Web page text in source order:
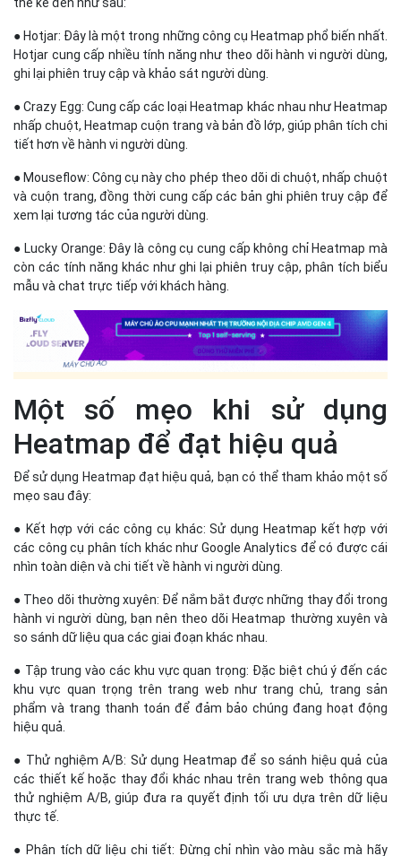
xem lại tương tác của người dùng.
● Lucky Orange: Đây là công cụ cung cấp không chỉ Heatmap mà
còn các tính năng khác như ghi lại phiên truy cập, phân tích biểu
mẫu và chat trực tiếp với khách hàng.
Một số mẹo khi sử dụng
Heatmap để đạt hiệu quả
Để sử dụng Heatmap đạt hiệu quả, bạn có thể tham khảo một số
mẹo sau đây:
● Kết hợp với các công cụ khác: Sử dụng Heatmap kết hợp với
các công cụ phân tích khác như Google Analytics để có được cái
nhìn toàn diện và chi tiết về hành vi người dùng.
● Theo dõi thường xuyên: Để nắm bắt được những thay đổi trong
hành vi người dùng, bạn nên theo dõi Heatmap thường xuyên và
so sánh dữ liệu qua các giai đoạn khác nhau.
khu vực quan trọng trên trang web như trang chủ, trang sản
phẩm và trang thanh toán để đảm bảo chúng đang hoạt động
hiệu quả.
● Thử nghiệm A/B: Sử dụng Heatmap để so sánh hiệu quả của
các thiết kế hoặc thay đổi khác nhau trên trang web thông qua
thử nghiệm A/B, giúp đưa ra quyết định tối ưu dựa trên dữ liệu
thực tế.
● Phân tích dữ liệu chi tiết: Đừng chỉ nhìn vào màu sắc mà hãy
phân tích kỹ các dữ liệu mà Heatmap cung cấp, từ đó đưa ra
những quyết định cải thiện trang web một cách hiệu quả nhất.
Trên đây là toàn bộ thông tin liên quan đến Heatmap chi tiết. Có
thể thấy, Heatmap là một công cụ hữu ích trong việc phân tích
hành vi người dùng và tối ưu hóa trang web. Hãy tận dụng
Heatmap để nâng cao trải nghiệm người dùng và đạt được các
mục tiêu kinh doanh của doanh nghiệp hiệu quả hơn.
SHARE